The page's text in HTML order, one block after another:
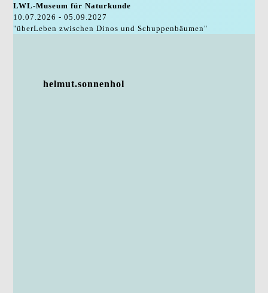
LWL-Museum für Naturkunde
10.07.2026 - 05.09.2027
"überLeben zwischen Dinos und Schuppenbäumen"
helmut.sonnenhol